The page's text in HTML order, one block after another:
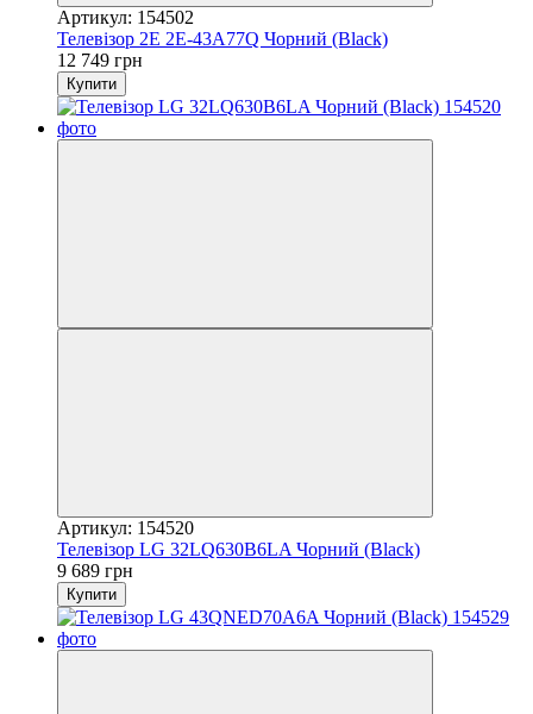
Артикул: 154502
Телевізор 2E 2E-43A77Q Чорний (Black)
12 749 грн
Купити
Артикул: 154520
Телевізор LG 32LQ630B6LA Чорний (Black)
9 689 грн
Купити